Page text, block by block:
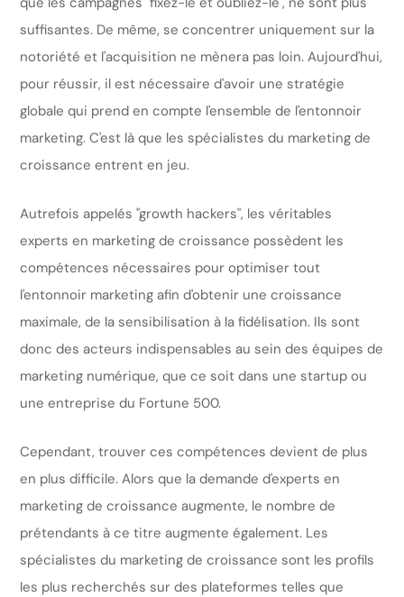
suffisantes. De même, se concentrer uniquement sur la
notoriété et l'acquisition ne mènera pas loin. Aujourd'hui,
pour réussir, il est nécessaire d'avoir une stratégie
globale qui prend en compte l'ensemble de l'entonnoir
marketing. C'est là que les spécialistes du marketing de
croissance entrent en jeu.
Autrefois appelés "growth hackers", les véritables
experts en marketing de croissance possèdent les
compétences nécessaires pour optimiser tout
l'entonnoir marketing afin d'obtenir une croissance
maximale, de la sensibilisation à la fidélisation. Ils sont
donc des acteurs indispensables au sein des équipes de
marketing numérique, que ce soit dans une startup ou
une entreprise du Fortune 500.
Cependant, trouver ces compétences devient de plus
en plus difficile. Alors que la demande d'experts en
marketing de croissance augmente, le nombre de
prétendants à ce titre augmente également. Les
spécialistes du marketing de croissance sont les profils
les plus recherchés sur des plateformes telles que